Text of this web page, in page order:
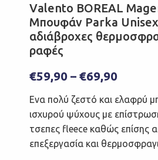
Valento BOREAL
Μπουφάν Parka
αδιάβροχες
ραφές
€59,90 – €69,90
Ενα πολύ ζεστό και ελαφρύ
ισχυρού ψύχους με
τσεπες fleece καθώς επίσης
επεξεργασία και